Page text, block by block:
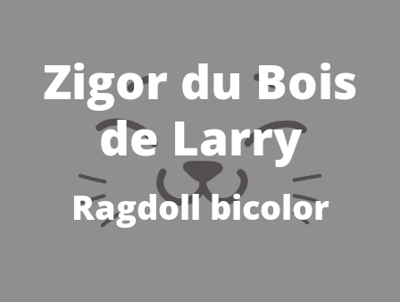
Zigor du Bois
de Larry
Ragdoll bicolor